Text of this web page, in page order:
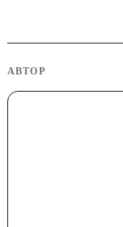
АВТОР